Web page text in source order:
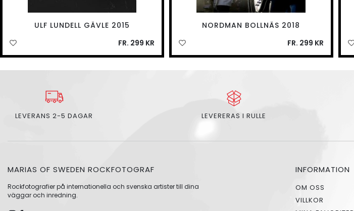
ULF LUNDELL GÄVLE 2015
FR. 299 KR
NORDMAN BOLLNÄS 2018
FR. 299 KR
LEVERANS 2-5 DAGAR LEVERERAS I RULLE
MARIAS OF SWEDEN ROCKFOTOGRAF
Rockfotografier på internationella och svenska artister till dina
väggar och inredning.
INFORMATION
OM OSS
VILLKOR